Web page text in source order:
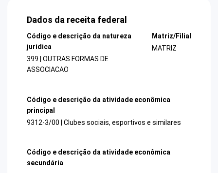
Dados da receita federal
Código e descrição da natureza
jurídica
399 | OUTRAS FORMAS DE
ASSOCIACAO
Matriz/Filial
MATRIZ
Código e descrição da atividade econômica
principal
9312-3/00 | Clubes sociais, esportivos e similares
Código e descrição da atividade econômica
secundária